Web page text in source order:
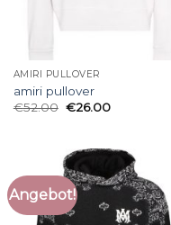
AMIRI PULLOVER
amiri pullover
€52.00 €26.00
Angebot!